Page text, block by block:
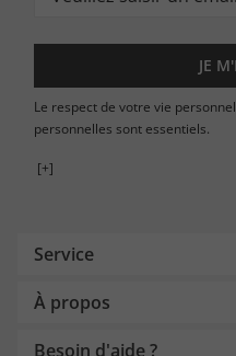
JE
Le respect de votre vie
personnelles sont essentiels.
[+]
Service
À propos
Besoin d'aide ?